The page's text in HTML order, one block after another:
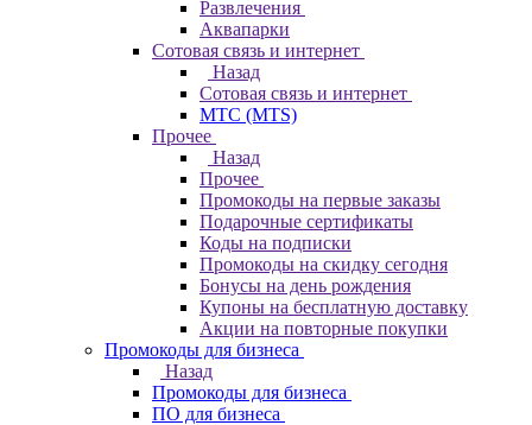
Развлечения
Аквапарки
Сотовая связь и интернет
Назад
Сотовая связь и интернет
МТС (MTS)
Прочее
Назад
Прочее
Промокоды на первые заказы
Подарочные сертификаты
Коды на подписки
Промокоды на скидку сегодня
Бонусы на день рождения
Купоны на бесплатную доставку
Акции на повторные покупки
Промокоды для бизнеса
Назад
Промокоды для бизнеса
ПО для бизнеса